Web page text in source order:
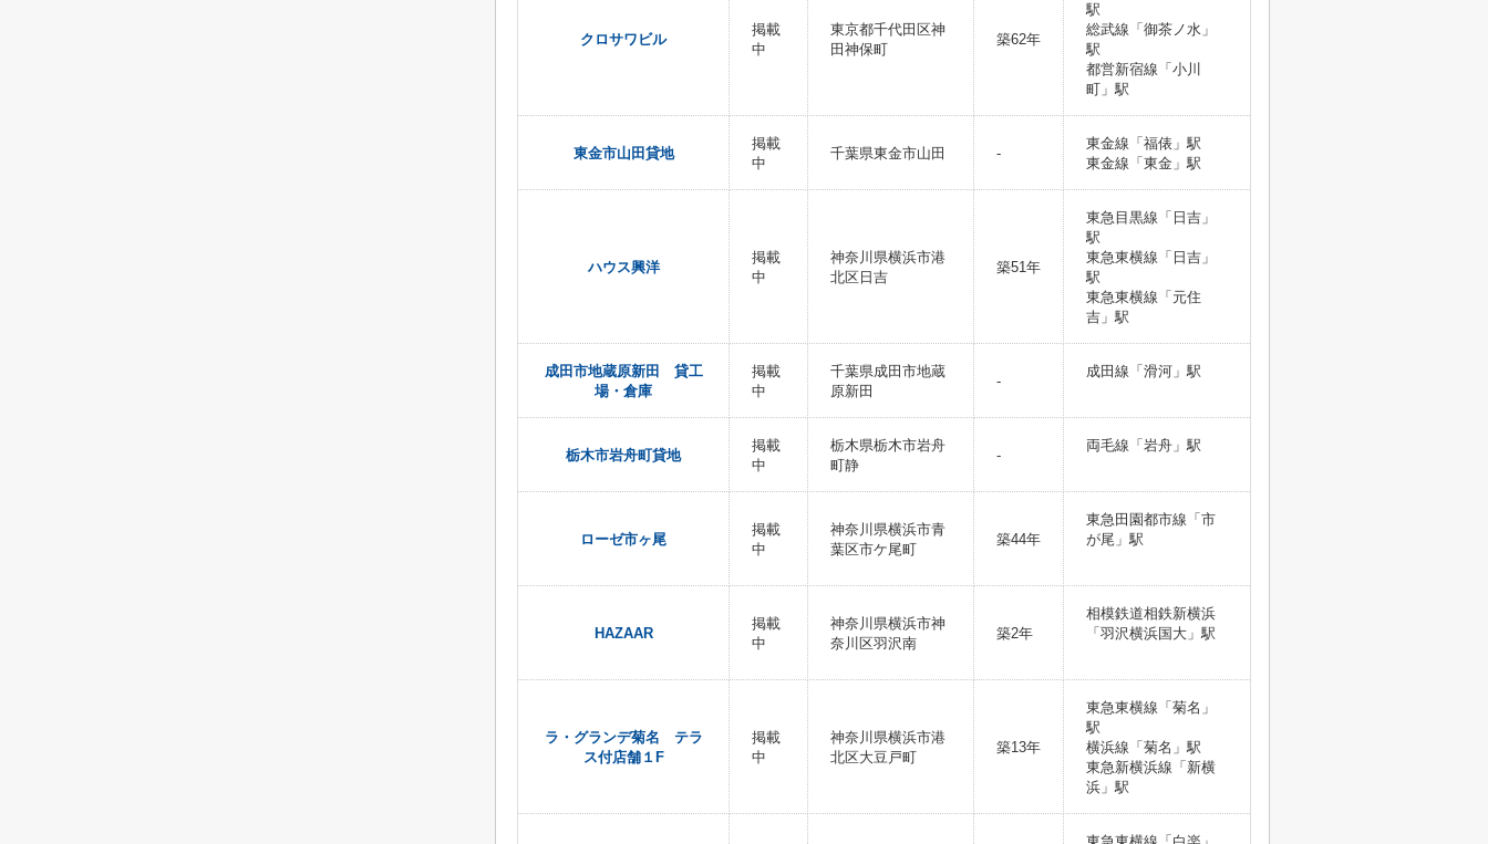
クロサワビル
掲載
中
東京都千代田区神
田神保町
築62年
駅
総武線「御茶ノ水」
駅
都営新宿線「小川
町」駅
東金市山田貸地
掲載
中
千葉県東金市山田 -
東金線「福俵」駅
東金線「東金」駅
ハウス興洋
掲載
中
神奈川県横浜市港
北区日吉
築51年
東急目黒線「日吉」
駅
東急東横線「日吉」
駅
東急東横線「元住
吉」駅
成田市地蔵原新田 貸工
場・倉庫
掲載
中
千葉県成田市地蔵
原新田
-
成田線「滑河」駅
栃木市岩舟町貸地
掲載
中
栃木県栃木市岩舟
町静
-
両毛線「岩舟」駅
ローゼ市ヶ尾
掲載
中
神奈川県横浜市青
葉区市ケ尾町
築44年
東急田園都市線「市
が尾」駅
HAZAAR
掲載
中
神奈川県横浜市神
奈川区羽沢南
築2年
相模鉄道相鉄新横浜
「羽沢横浜国大」駅
ラ・グランデ菊名 テラ
ス付店舗１F
掲載
中
神奈川県横浜市港
北区大豆戸町
築13年
東急東横線「菊名」
駅
横浜線「菊名」駅
東急新横浜線「新横
浜」駅